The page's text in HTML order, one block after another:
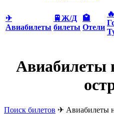
✈
Авиабилеты
🚆Ж/Д
билеты
🏩
Отели
🔥
Авиабилеты
Поиск билетов ✈ Авиабилеты